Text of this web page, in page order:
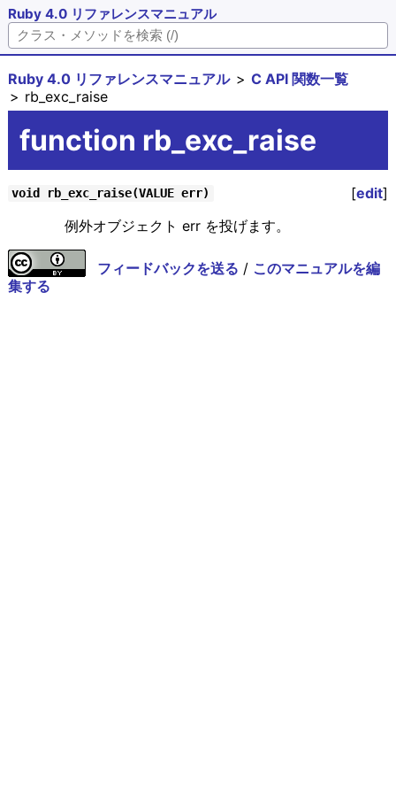
Ruby 4.0 リファレンスマニュアル
Ruby 4.0 リファレンスマニュアル
C API 関数一覧
rb_exc_raise
function rb_exc_raise
[edit]
void rb_exc_raise(VALUE err)
例外オブジェクト err を投げます。
フィードバックを送る / このマニュアルを編
集する